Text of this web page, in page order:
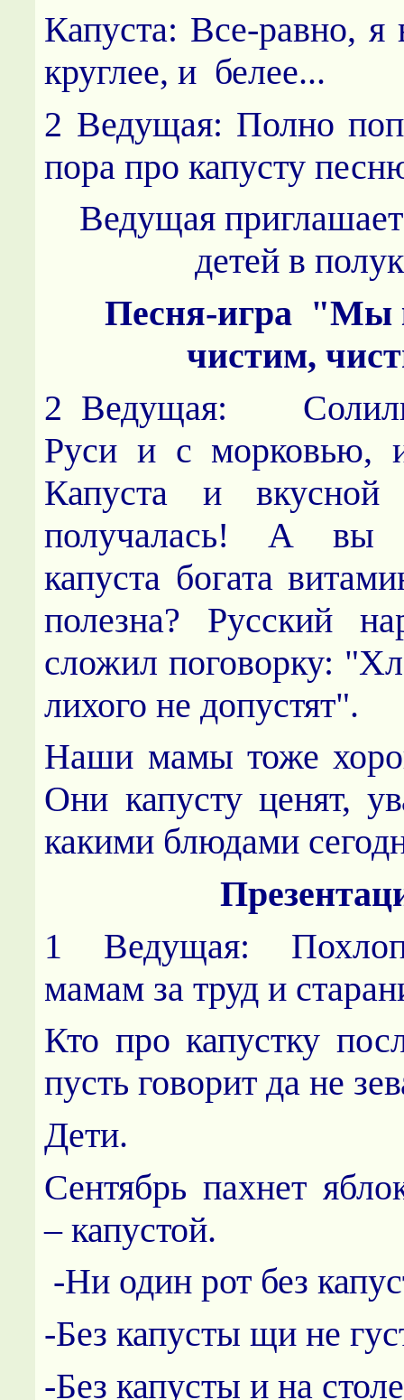
Капуста: Все-равно, я
круглее, и белее...
2 Ведущая: Полно
пора про капусту
Ведущая
детей в
Песня-игра "Мы
чистим,
2 Ведущая: Солили
Руси и с морковью,
Капуста и
получалась! А вы
капуста богата
полезна? Русский
сложил поговорку:
лихого не допустят".
Наши мамы тоже
Они капусту ценят,
какими блюдами
1 Ведущая:
мамам за труд и
Кто про капустку
пусть говорит да не
Дети.
Сентябрь пахнет
– капустой.
-Ни один рот без
-Без капусты щи не
-Без капусты и на